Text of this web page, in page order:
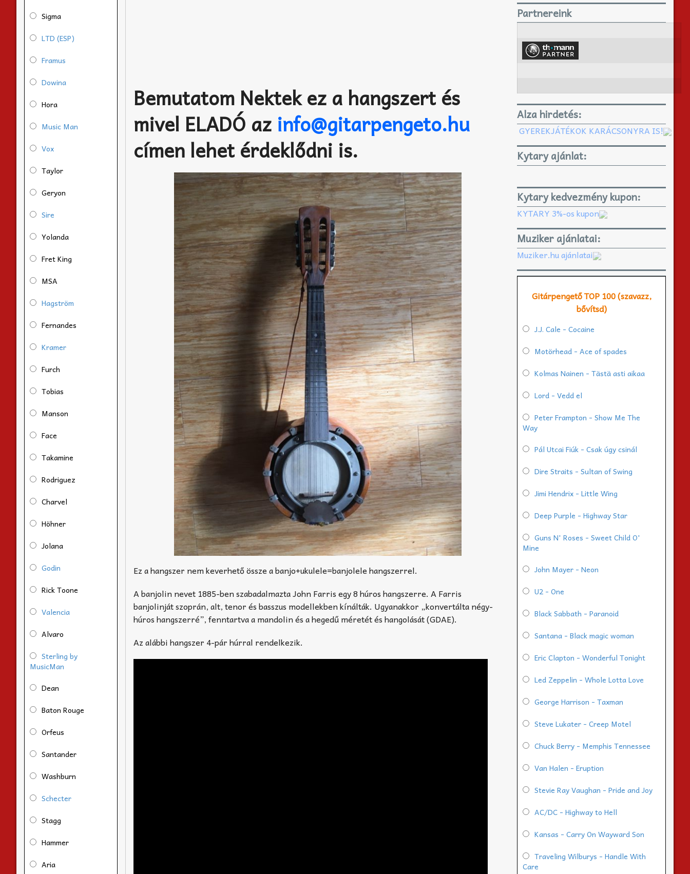
Bemutatom Nektek ez a hangszert és
mivel ELADÓ az info@gitarpengeto.hu
címen lehet érdeklődni is.
Ez a hangszer nem keverhető össze a banjo+ukulele=banjolele hangszerrel.
A banjolin nevet 1885-ben szabadalmazta John Farris egy 8 húros hangszerre. A Farris
banjolinját szoprán, alt, tenor és basszus modellekben kínálták. Ugyanakkor „konvertálta négy-
húros hangszerré”, fenntartva a mandolin és a hegedű méretét és hangolását (GDAE).
Az alábbi hangszer 4-pár húrral rendelkezik.
Sigma
LTD (ESP)
Framus
Dowina
Hora
Music Man
Vox
Taylor
Geryon
Sire
Yolanda
Fret King
MSA
Hagström
Fernandes
Kramer
Furch
Tobias
Manson
Face
Takamine
Rodriguez
Charvel
Höhner
Jolana
Godin
Rick Toone
Valencia
Alvaro
Sterling by
MusicMan
Dean
Baton Rouge
Orfeus
Santander
Washburn
Schecter
Stagg
Hammer
Aria
Partnereink
Alza hirdetés:
GYEREKJÁTÉKOK KARÁCSONYRA IS!
Kytary ajánlat:
Kytary kedvezmény kupon:
KYTARY 3%-os kupon
Muziker ajánlatai:
Muziker.hu ajánlatai
Gitárpengető TOP 100 (szavazz,
bővítsd)
J.J. Cale - Cocaine
Motörhead - Ace of spades
Kolmas Nainen - Tästä asti aikaa
Lord - Vedd el
Peter Frampton - Show Me The
Way
Pál Utcai Fiúk - Csak úgy csinál
Dire Straits - Sultan of Swing
Jimi Hendrix - Little Wing
Deep Purple - Highway Star
Guns N' Roses - Sweet Child O'
Mine
John Mayer - Neon
U2 - One
Black Sabbath - Paranoid
Santana - Black magic woman
Eric Clapton - Wonderful Tonight
Led Zeppelin - Whole Lotta Love
George Harrison - Taxman
Steve Lukater - Creep Motel
Chuck Berry - Memphis Tennessee
Van Halen - Eruption
Stevie Ray Vaughan - Pride and Joy
AC/DC - Highway to Hell
Kansas - Carry On Wayward Son
Traveling Wilburys - Handle With
Care